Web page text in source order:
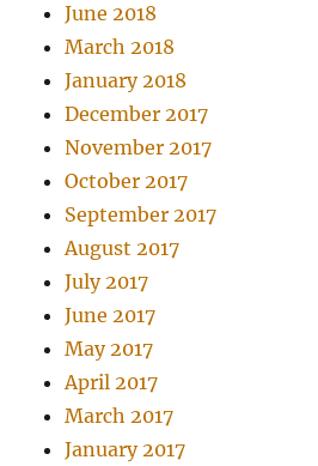
June 2018
March 2018
January 2018
December 2017
November 2017
October 2017
September 2017
August 2017
July 2017
June 2017
May 2017
April 2017
March 2017
January 2017